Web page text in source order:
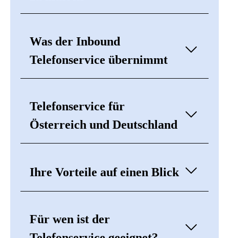
Was der Inbound
Telefonservice übernimmt
Telefonservice für
Österreich und Deutschland
Ihre Vorteile auf einen Blick
Für wen ist der